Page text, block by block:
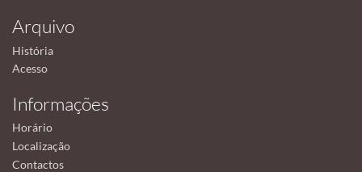
Arquivo
História
Acesso
Informações
Horário
Localização
Contactos